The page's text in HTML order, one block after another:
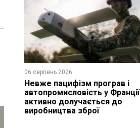
06 серпень 2026
Невже пацифізм програв і
автопромисловість у Франції
активно долучається до
виробництва зброї